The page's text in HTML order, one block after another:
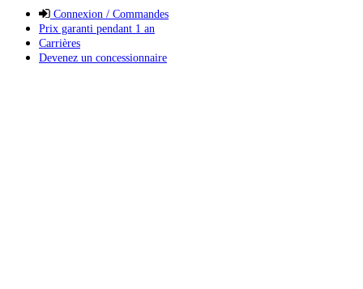
Connexion / Commandes
Prix garanti pendant 1 an
Carrières
Devenez un concessionnaire